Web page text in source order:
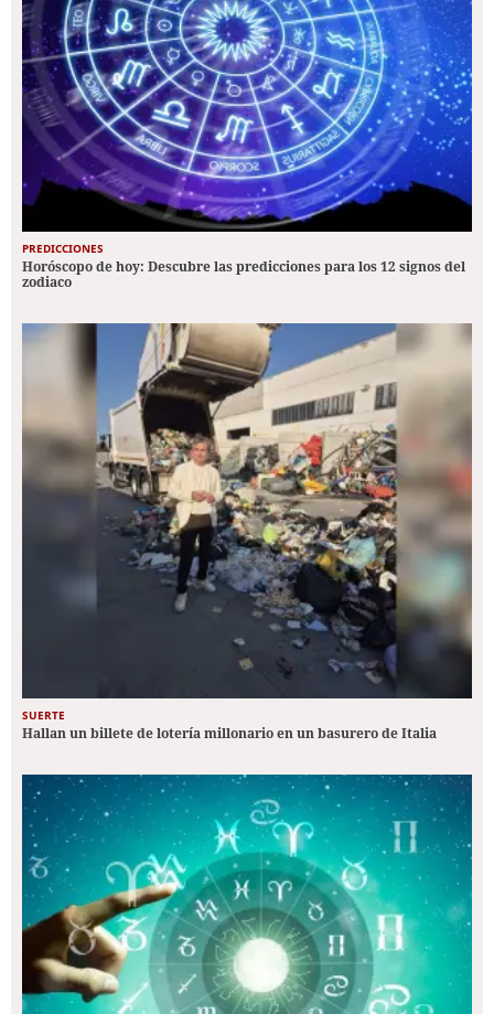
PREDICCIONES
Horóscopo de hoy: Descubre las predicciones para los 12 signos del
zodiaco
SUERTE
Hallan un billete de lotería millonario en un basurero de Italia